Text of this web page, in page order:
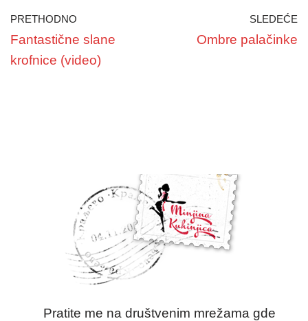
PRETHODNO
Fantastične slane
krofnice (video)
SLEDEĆE
Ombre palačinke
Pratite me na društvenim mrežama gde